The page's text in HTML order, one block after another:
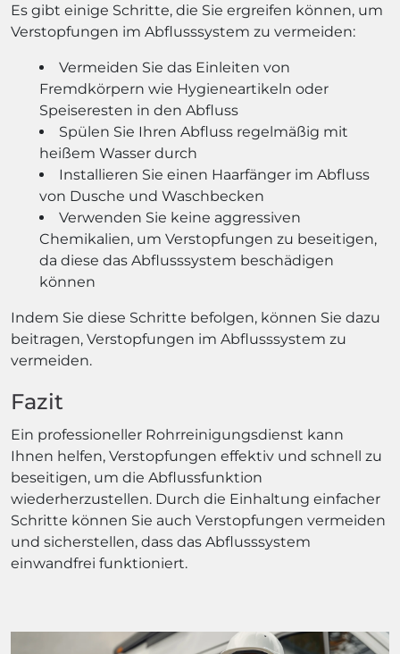
Es gibt einige Schritte, die Sie ergreifen können, um
Verstopfungen im Abflusssystem zu vermeiden:
Vermeiden Sie das Einleiten von
Fremdkörpern wie Hygieneartikeln oder
Speiseresten in den Abfluss
Spülen Sie Ihren Abfluss regelmäßig mit
heißem Wasser durch
Installieren Sie einen Haarfänger im Abfluss
von Dusche und Waschbecken
Verwenden Sie keine aggressiven
Chemikalien, um Verstopfungen zu beseitigen,
da diese das Abflusssystem beschädigen
können
Indem Sie diese Schritte befolgen, können Sie dazu
beitragen, Verstopfungen im Abflusssystem zu
vermeiden.
Fazit
Ein professioneller Rohrreinigungsdienst kann
Ihnen helfen, Verstopfungen effektiv und schnell zu
beseitigen, um die Abflussfunktion
wiederherzustellen. Durch die Einhaltung einfacher
Schritte können Sie auch Verstopfungen vermeiden
und sicherstellen, dass das Abflusssystem
einwandfrei funktioniert.